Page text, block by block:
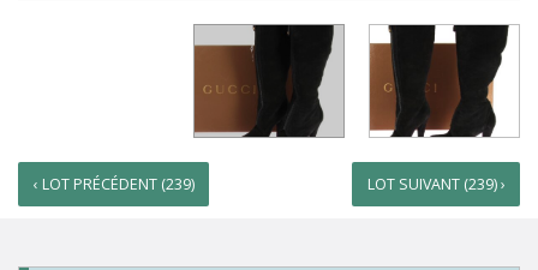
‹ LOT PRÉCÉDENT (239) LOT SUIVANT (239) ›